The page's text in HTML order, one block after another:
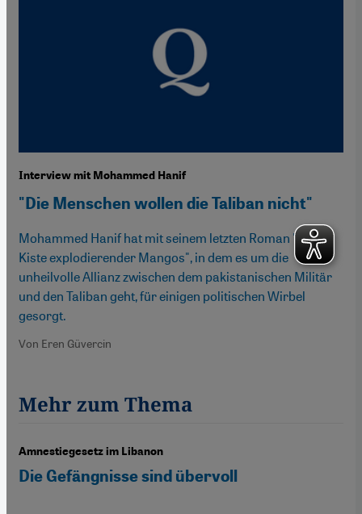
Interview mit Mohammed Hanif
"Die Menschen wollen die Taliban nicht"
Mohammed Hanif hat mit seinem letzten Roman "Eine
Kiste explodierender Mangos", in dem es um die
unheilvolle Allianz zwischen dem pakistanischen Militär
und den Taliban geht, für einigen politischen Wirbel
gesorgt.
Von Eren Güvercin
Mehr zum Thema
Amnestiegesetz im Libanon
Die Gefängnisse sind übervoll